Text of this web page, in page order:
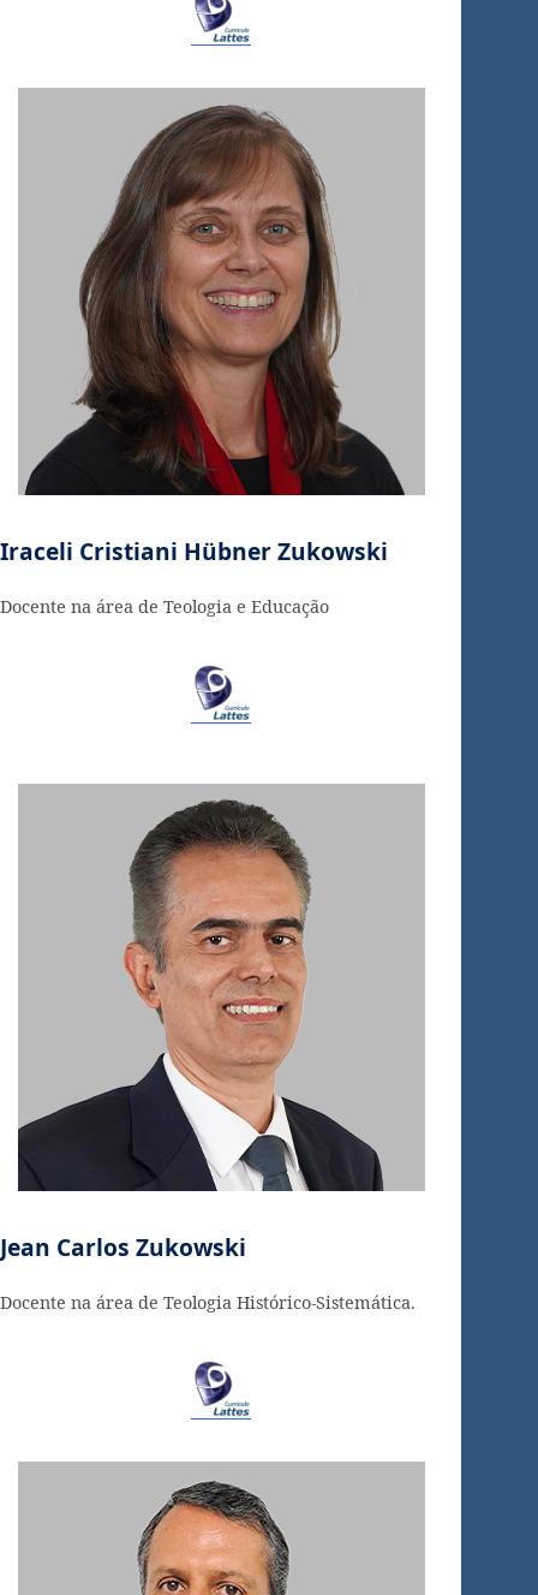
Iraceli Cristiani Hübner Zukowski
Docente na área de Teologia e Educação
Jean Carlos Zukowski
Docente na área de Teologia Histórico-Sistemática.